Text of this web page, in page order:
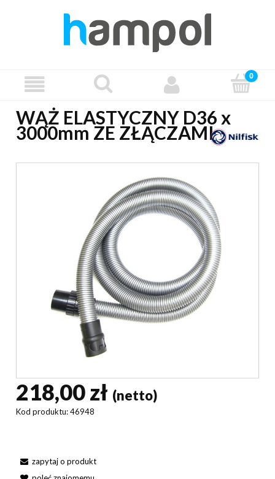
WĄŻ ELASTYCZNY D36 x
3000mm ZE ZŁĄCZAMI
218,00 zł (netto)
Kod produktu:46948
zapytaj o produkt